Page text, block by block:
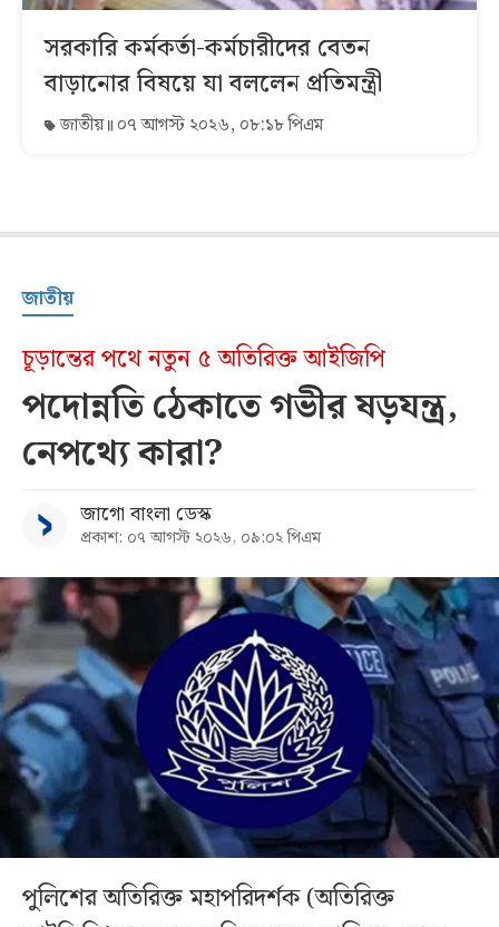
সরকারি কর্মকর্তা-কর্মচারীদের বেতন
বাড়ানোর বিষয়ে যা বললেন প্রতিমন্ত্রী
জাতীয় ০৭ আগস্ট ২০২৬, ০৮:১৮ পিএম
জাতীয়
চূড়ান্তের পথে নতুন ৫ অতিরিক্ত আইজিপি
পদোন্নতি ঠেকাতে গভীর ষড়যন্ত্র,
নেপথ্যে কারা?
জাগো বাংলা ডেস্ক
প্রকাশ: ০৭ আগস্ট ২০২৬, ০৯:০২ পিএম
পুলিশের অতিরিক্ত মহাপরিদর্শক (অতিরিক্ত